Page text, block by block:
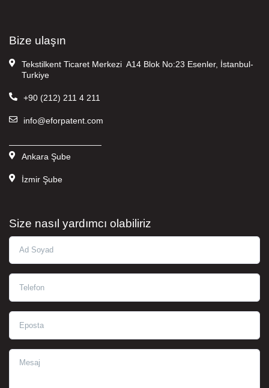
Bize ulaşın
Tekstilkent Ticaret Merkezi A14 Blok No:23 Esenler, İstanbul-
Turkiye
+90 (212) 211 4 211
info@eforpatent.com
———————————
Ankara Şube
İzmir Şube
Size nasıl yardımcı olabiliriz
Ad Soyad